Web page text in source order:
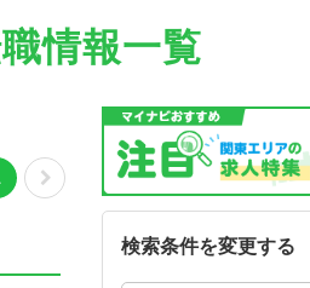
情報一覧
検索条件を変更する